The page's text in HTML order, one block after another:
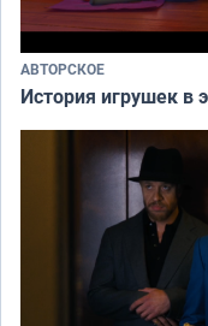
АВТОРСКОЕ
История игрушек в